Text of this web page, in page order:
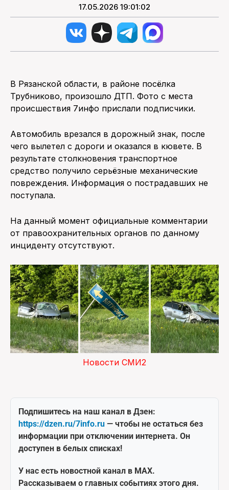
17.05.2026 19:01:02
В Рязанской области, в районе посёлка
Трубниково, произошло ДТП. Фото с места
происшествия 7инфо прислали подписчики.
Автомобиль врезался в дорожный знак, после
чего вылетел с дороги и оказался в кювете. В
результате столкновения транспортное
средство получило серьёзные механические
повреждения. Информация о пострадавших не
поступала.
На данный момент официальные комментарии
от правоохранительных органов по данному
инциденту отсутствуют.
Новости СМИ2
Подпишитесь на наш канал в Дзен:
https://dzen.ru/7info.ru — чтобы не остаться без
информации при отключении интернета. Он
доступен в белых списках!
У нас есть новостной канал в MAX.
Рассказываем о главных событиях этого дня.